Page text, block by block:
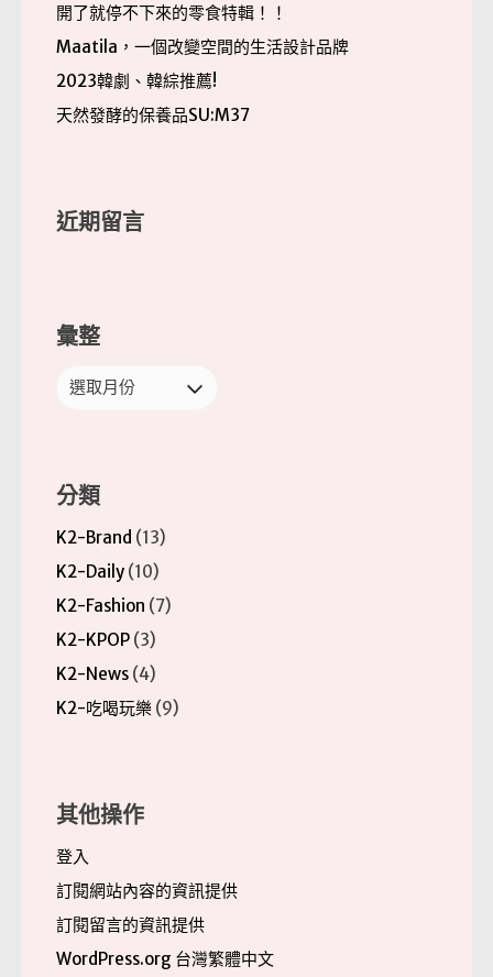
開了就停不下來的零食特輯！！
Maatila，一個改變空間的生活設計品牌
2023韓劇、韓綜推薦!
天然發酵的保養品SU:M37
近期留言
彙整
彙
分類
K2-Brand (13)
K2-Daily(10)
K2-Fashion (7)
K2-KPOP(3)
K2-News(4)
K2-吃喝玩樂(9)
其他操作
登入
訂閱網站內容的資訊提供
訂閱留言的資訊提供
WordPress.org 台灣繁體中文